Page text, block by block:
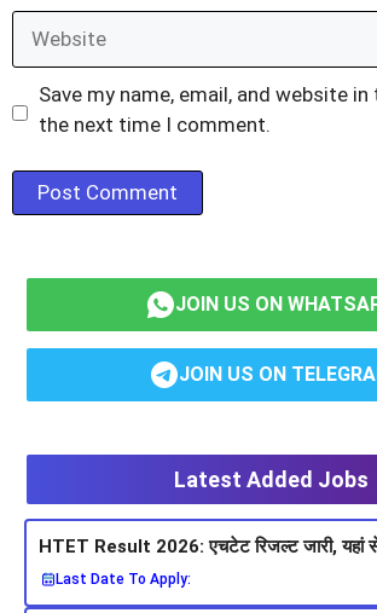
Save my name, email, and website
the next time I comment.
JOIN US ON
JOIN US ON
Latest Added Jobs
HTET Result 2026: एचटेट रिजल्ट जारी,
Last Date To Apply: